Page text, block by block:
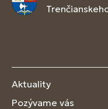
Aktuality
Pozývame vás